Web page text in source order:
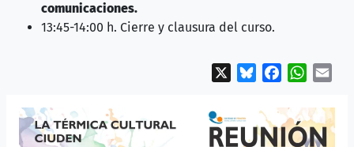
comunicaciones.
13:45-14:00 h. Cierre y clausura del curso.
BlueskyFacebook